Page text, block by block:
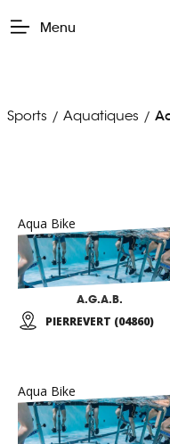
Menu
Sports / Aquatiques /
Aqua Bike
A.G.A.B.
PIERREVERT (04860)
Aqua Bike